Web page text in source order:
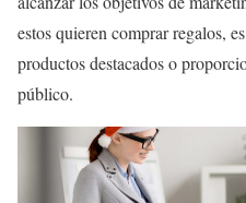
estos quieren comprar regalos,
productos destacados o
público.